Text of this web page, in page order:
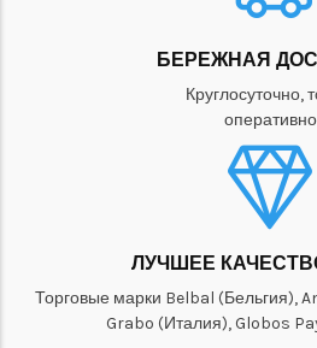
БЕРЕЖНАЯ
Круглосуточно,
оперативно
ЛУЧШЕЕ
Торговые марки Belbal (Бельгия),
Grabo (Италия), Globos